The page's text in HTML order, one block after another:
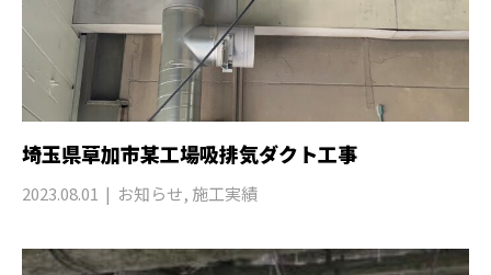
埼玉県草加市某工場吸排気ダクト工事
2023.08.01 お知らせ, 施工実績